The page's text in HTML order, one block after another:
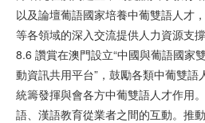
以及論壇葡語國家培養中葡雙語人才
等各領域的深入交流提供人力資源支撐
8.6 讚賞在澳門設立“中國與葡語國家
動資訊共用平台”，鼓勵各類中葡雙語
統籌發揮與會各方中葡雙語人才作用
語、漢語教育從業者之間的互動。推